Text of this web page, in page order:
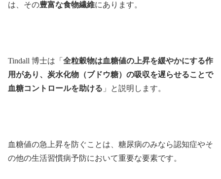
は、その豊富な食物繊維にあります。
Tindall 博士は「 全粒穀物は血糖値の上昇を緩やかにする作
用があり、炭水化物（ブドウ糖）の吸収を遅らせることで
血糖コントロールを助ける 」と説明します。
血糖値の急上昇を防ぐことは、糖尿病のみなら認知症やそ
の他の生活習慣病予防において重要な要素です。